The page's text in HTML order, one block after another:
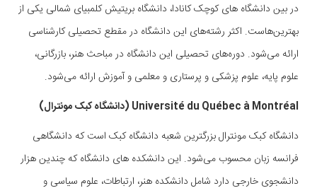
در بین دانشگاه های کوچک کانادا، دانشگاه بریتیش کلمبیای شمالی یکی از
بهترین‌هاست. اکثر رشته‌های این دانشگاه در مقطع تحصیلی کارشناسی
ارائه می‌شود. دوره‌های تحصیلی این دانشگاه در مباحث هنر، بازرگانی،
علوم پایه، علوم پزشکی و پرستاری و معلمی و آموزش ارائه می‌شود.
Université du Québec à Montréal (دانشگاه کبک مونترال)
دانشگاه کبک مونترال بزرگترین شعبه دانشگاه کبک است که دانشگاهی
فرانسه زبان محسوب می‌شود. این دانشکده های دانشگاه که چندین هزار
دانشجوی خارجی دارد شامل دانشکده هنر، ارتباطات، علوم سیاسی و